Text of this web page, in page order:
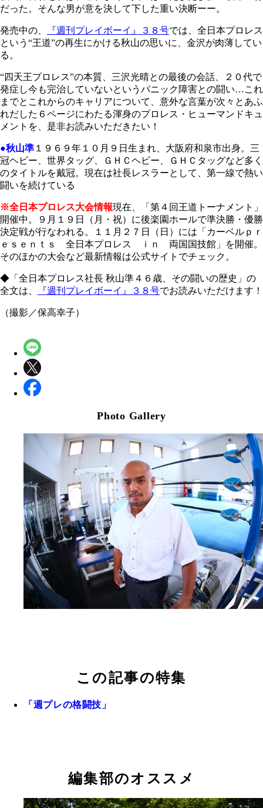
だった。そんな男が意を決して下した重い決断ーー。
発売中の、 『週刊プレイボーイ』３８号では、全日本プロレス
という“王道”の再生にかける秋山の思いに、金沢が肉薄してい
る。
“四天王プロレス”の本質、三沢光晴との最後の会話、２０代で
発症し今も完治していないというパニック障害との闘い…これ
までとこれからのキャリアについて、意外な言葉が次々とあふ
れだした６ページにわたる渾身のプロレス・ヒューマンドキュ
メントを、是非お読みいただきたい！
●秋山準 １９６９年１０月９日生まれ、大阪府和泉市出身。三
冠ヘビー、世界タッグ、ＧＨＣヘビー、ＧＨＣタッグなど多く
のタイトルを戴冠。現在は社長レスラーとして、第一線で熱い
闘いを続けている
※全日本プロレス大会情報現在、「第４回王道トーナメント」
開催中。９月１９日（月・祝）に後楽園ホールで準決勝・優勝
決定戦が行なわれる。１１月２７日（日）には「カーベルｐｒ
ｅｓｅｎｔｓ 全日本プロレス ｉｎ 両国国技館」を開催。
そのほかの大会など最新情報は公式サイトでチェック。
◆「全日本プロレス社長 秋山準４６歳、その闘いの歴史」の
全文は、
『週刊プレイボーイ』３８号でお読みいただけます！
（撮影／保高幸子）
Photo Gallery
この記事の特集
「週プレの格闘技」
編集部のオススメ